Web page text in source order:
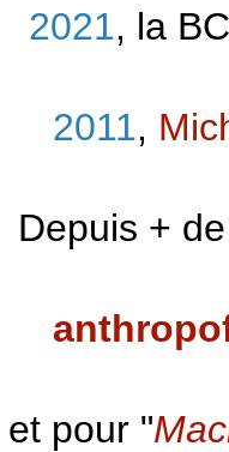
2021, la
2011,
Depuis + de
et pour "